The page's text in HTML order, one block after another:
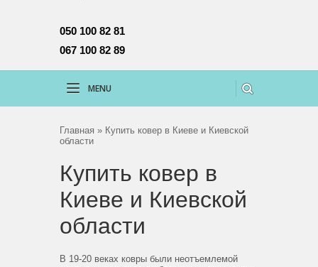
050 100 82 81
067 100 82 89
MENU
Главная » Купить ковер в Киеве и Киевской
области
Купить ковер в
Киеве и Киевской
области
В 19-20 веках ковры были неотъемлемой